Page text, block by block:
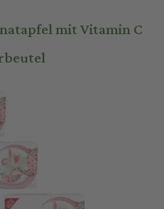
mit Vitamin C